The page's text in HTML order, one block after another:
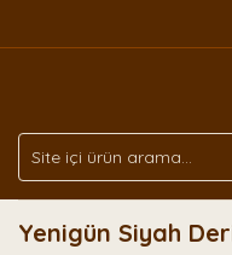
Yenigün Siyah